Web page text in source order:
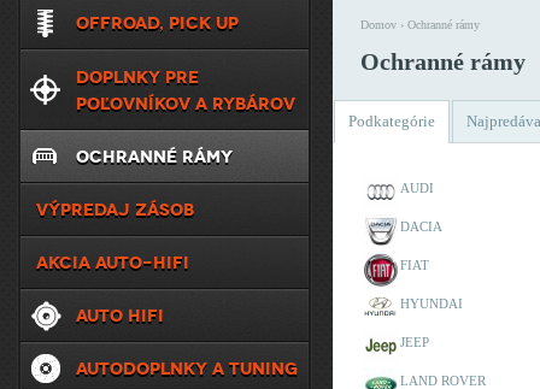
Domov› Ochranné rámy
Ochranné rámy
Podkategórie
AUDI
DACIA
FIAT
HYUNDAI
JEEP
LAND ROVER
OFFROAD, PICK UP
DOPLNKY PRE
POĽOVNÍKOV A RYBÁROV
OCHRANNÉ RÁMY
VÝPREDAJ ZÁSOB
AKCIA AUTO-HIFI
AUTO HIFI
AUTODOPLNKY A TUNING